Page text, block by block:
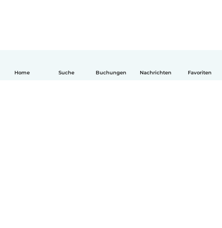
Home Suche Buchungen Nachrichten Favoriten